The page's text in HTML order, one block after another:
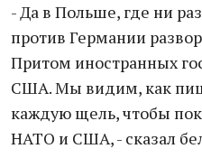
- Да в Польше, где ни
против Германии
Притом иностранных
США. Мы видим, как
каждую щель, чтобы
НАТО и США, - сказал